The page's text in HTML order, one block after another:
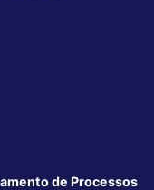
de Processos